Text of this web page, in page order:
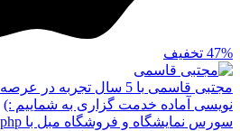
47% تخفیف
مجتبی قاسمی
با 5 سال تجربه در
نویسی آماده خدمت گزاری به شماییم :)
سورس نمایشگاه و فروشگاه مبل با php